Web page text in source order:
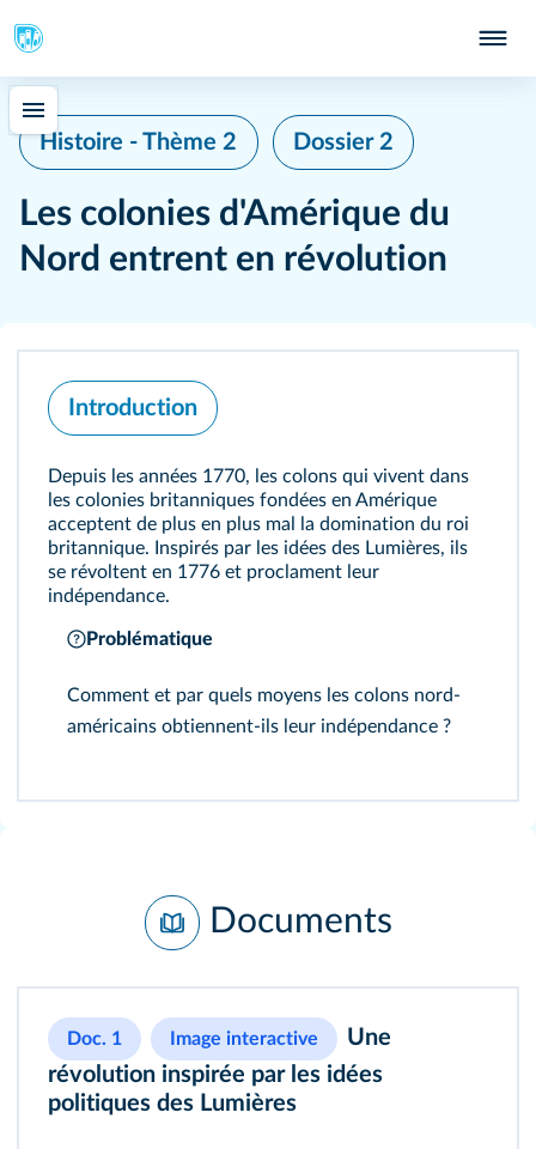
Histoire - Thème 2 Dossier 2
Les colonies d'Amérique du
Nord entrent en révolution
Introduction
Depuis les années 1770, les colons qui vivent dans
les colonies britanniques fondées en Amérique
acceptent de plus en plus mal la domination du roi
britannique. Inspirés par les idées des Lumières, ils
se révoltent en 1776 et proclament leur
indépendance.
Problématique
Comment et par quels moyens les colons nord-
américains obtiennent-ils leur indépendance ?
Documents
Doc. 1 Image interactive
Une
révolution inspirée par les idées
politiques des Lumières